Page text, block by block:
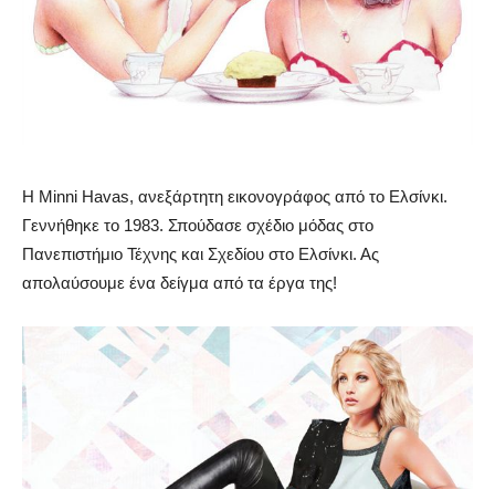
Η Minni Havas, ανεξάρτητη εικονογράφος από το Ελσίνκι.
Γεννήθηκε το 1983. Σπούδασε σχέδιο μόδας στο
Πανεπιστήμιο Τέχνης και Σχεδίου στο Ελσίνκι. Ας
απολαύσουμε ένα δείγμα από τα έργα της!